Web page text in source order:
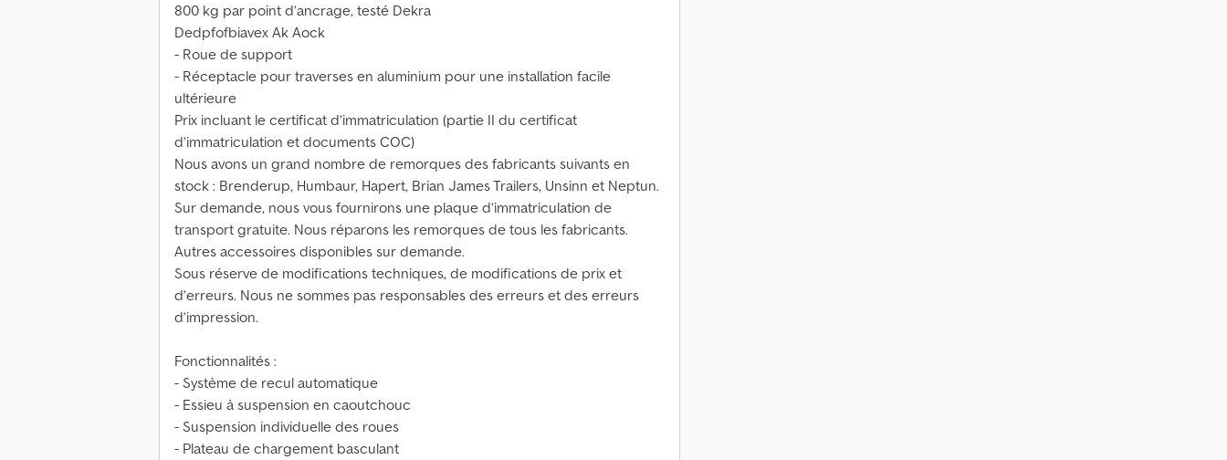
800 kg par point d’ancrage, testé Dekra
Dedpfofbiavex Ak Aock
- Roue de support
- Réceptacle pour traverses en aluminium pour une installation facile
ultérieure
Prix incluant le certificat d’immatriculation (partie II du certificat
d’immatriculation et documents COC)
Nous avons un grand nombre de remorques des fabricants suivants en
stock : Brenderup, Humbaur, Hapert, Brian James Trailers, Unsinn et Neptun.
Sur demande, nous vous fournirons une plaque d’immatriculation de
transport gratuite. Nous réparons les remorques de tous les fabricants.
Autres accessoires disponibles sur demande.
Sous réserve de modifications techniques, de modifications de prix et
d’erreurs. Nous ne sommes pas responsables des erreurs et des erreurs
d’impression.
Fonctionnalités :
- Système de recul automatique
- Essieu à suspension en caoutchouc
- Suspension individuelle des roues
- Plateau de chargement basculant